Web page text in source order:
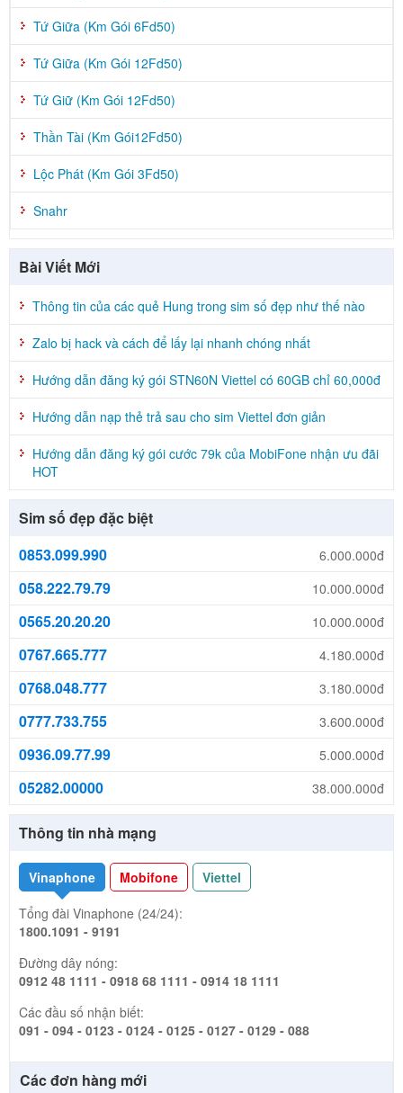
Tứ Giữa (Km Gói 6Fd50)
Tứ Giữa (Km Gói 12Fd50)
Tứ Giữ (Km Gói 12Fd50)
Thần Tài (Km Gói12Fd50)
Lộc Phát (Km Gói 3Fd50)
Snahr
Bài Viết Mới
Thông tin của các quẻ Hung trong sim số đẹp như thế nào
Zalo bị hack và cách để lấy lại nhanh chóng nhất
Hướng dẫn đăng ký gói STN60N Viettel có 60GB chỉ 60,000đ
Hướng dẫn nạp thẻ trả sau cho sim Viettel đơn giản
Hướng dẫn đăng ký gói cước 79k của MobiFone nhận ưu đãi
HOT
Sim số đẹp đặc biệt
0853.099.990
6.000.000đ
058.222.79.79 10.000.000đ
0565.20.20.20 10.000.000đ
0767.665.777 4.180.000đ
0768.048.777 3.180.000đ
0777.733.755 3.600.000đ
0936.09.77.99 5.000.000đ
05282.00000 38.000.000đ
Thông tin nhà mạng
Vinaphone Mobifone
Viettel
Tổng đài Vinaphone (24/24):
1800.1091 - 9191
Đường dây nóng:
0912 48 1111 - 0918 68 1111 - 0914 18 1111
Các đầu số nhận biết:
091 - 094 - 0123 - 0124 - 0125 - 0127 - 0129 - 088
Các đơn hàng mới